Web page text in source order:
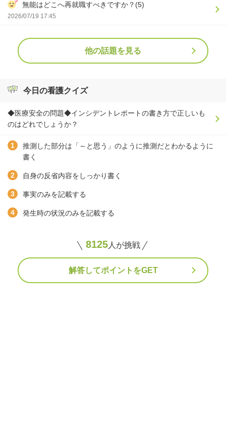
無能はどこへ再就職すべきですか？(5)
2026/07/19 17:45
他の話題を見る
今日の看護クイズ
◆医療安全の問題◆インシデントレポートの書き方で正しいも
のはどれでしょうか？
推測した部分は「～と思う」のように推測だとわかるように
書く
自身の反省内容をしっかり書く
事実のみを記載する
発生時の状況のみを記載する
8125 人が挑戦
解答してポイントをGET